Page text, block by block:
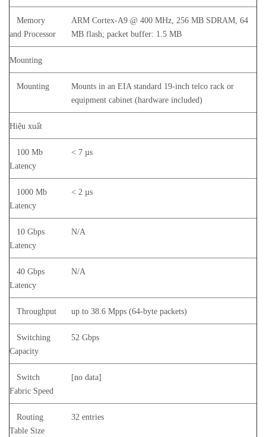
Memory
and Processor
ARM Cortex-A9 @ 400 MHz, 256 MB SDRAM, 64
MB flash; packet buffer: 1.5 MB
Mounting
Mounting
Mounts in an EIA standard 19-inch telco rack or
equipment cabinet (hardware included)
Hiệu xuất
100 Mb
Latency
< 7 µs
1000 Mb
Latency
< 2 µs
10 Gbps
Latency
N/A
40 Gbps
Latency
N/A
Throughput up to 38.6 Mpps (64-byte packets)
Switching
Capacity
52 Gbps
Switch
Fabric Speed
[no data]
Routing
Table Size
32 entries